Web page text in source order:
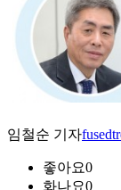
임철순 기자
좋아요0
화나요0